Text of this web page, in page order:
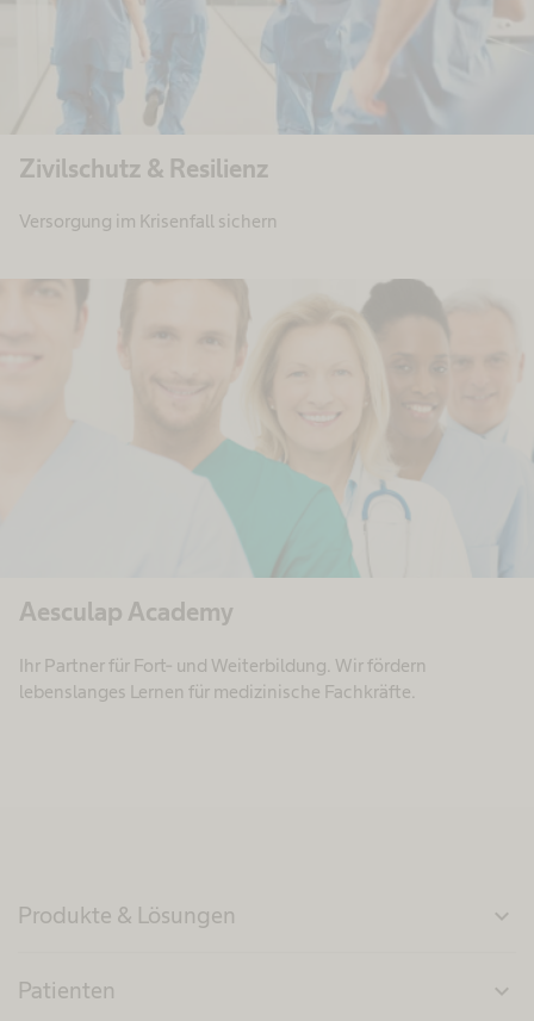
Zivilschutz & Resilienz
Versorgung im Krisenfall sichern
Aesculap Academy
Ihr Partner für Fort- und Weiterbildung. Wir fördern
lebenslanges Lernen für medizinische Fachkräfte.
Produkte & Lösungen expand_more
Patienten expand_more